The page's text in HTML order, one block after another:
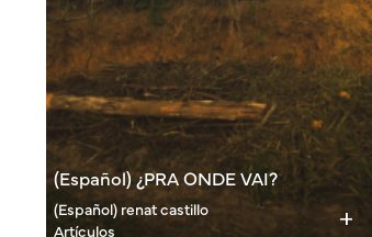
(Español) ¿PRA ONDE VAI?
(Español) renat castillo
Artículos
add